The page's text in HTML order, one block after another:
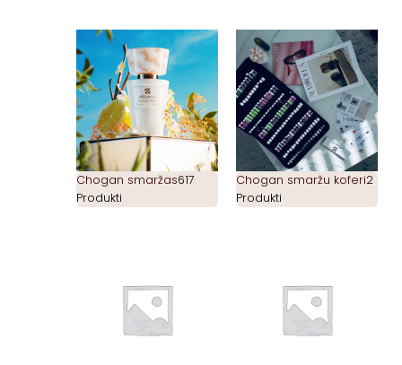
Chogan smaržas617
Produkti
Chogan smaržu koferi2
Produkti